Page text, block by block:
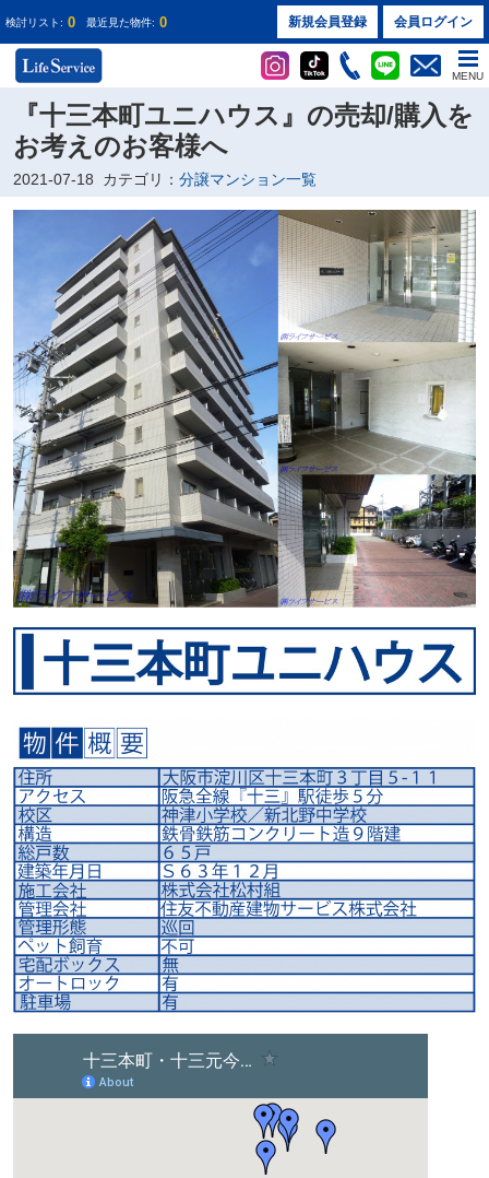
検討リスト: 0 最近見た物件: 0 新規会員登録 会員ログイン
MENU
『十三本町ユニハウス』の売却/購入を
お考えのお客様へ
2021-07-18 カテゴリ： 分譲マンション一覧